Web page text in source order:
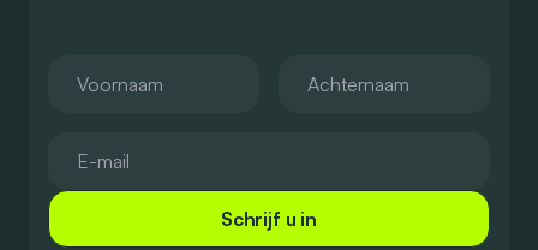
Schrijf u in